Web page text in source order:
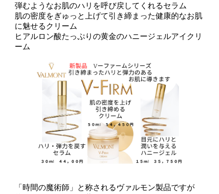
弾むようなお肌のハリを呼び戻してくれるセラム
肌の密度をぎゅっと上げて引き締まった健康的なお肌
に魅せるクリーム
ヒアルロン酸たっぷりの黄金のハニージェルアイクリ
ーム
「時間の魔術師」と称されるヴァルモン製品ですが